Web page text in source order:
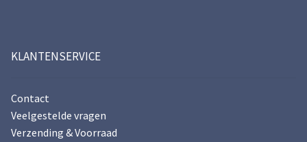
KLANTENSERVICE
Contact
Veelgestelde vragen
Verzending & Voorraad